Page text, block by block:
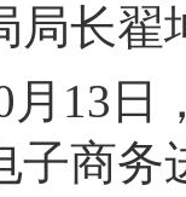
局长翟
月13日
子商务